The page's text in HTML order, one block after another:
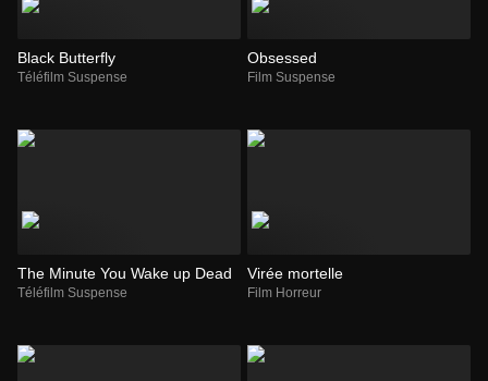
Black Butterfly
Téléfilm Suspense
Obsessed
Film Suspense
The Minute You Wake up Dead
Téléfilm Suspense
Virée mortelle
Film Horreur